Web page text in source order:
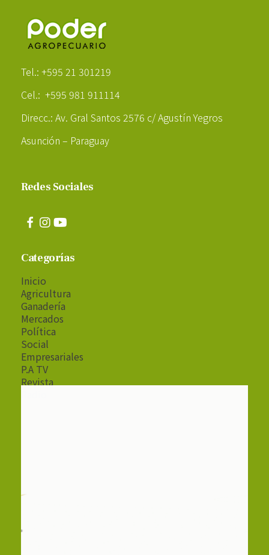
Tel.: +595 21 301219
Cel.: +595 981 911114
Direcc.: Av. Gral Santos 2576 c/ Agustín Yegros
Asunción – Paraguay
Redes Sociales
Categorías
Inicio
Agricultura
Ganadería
Mercados
Política
Social
Empresariales
P.A TV
Revista